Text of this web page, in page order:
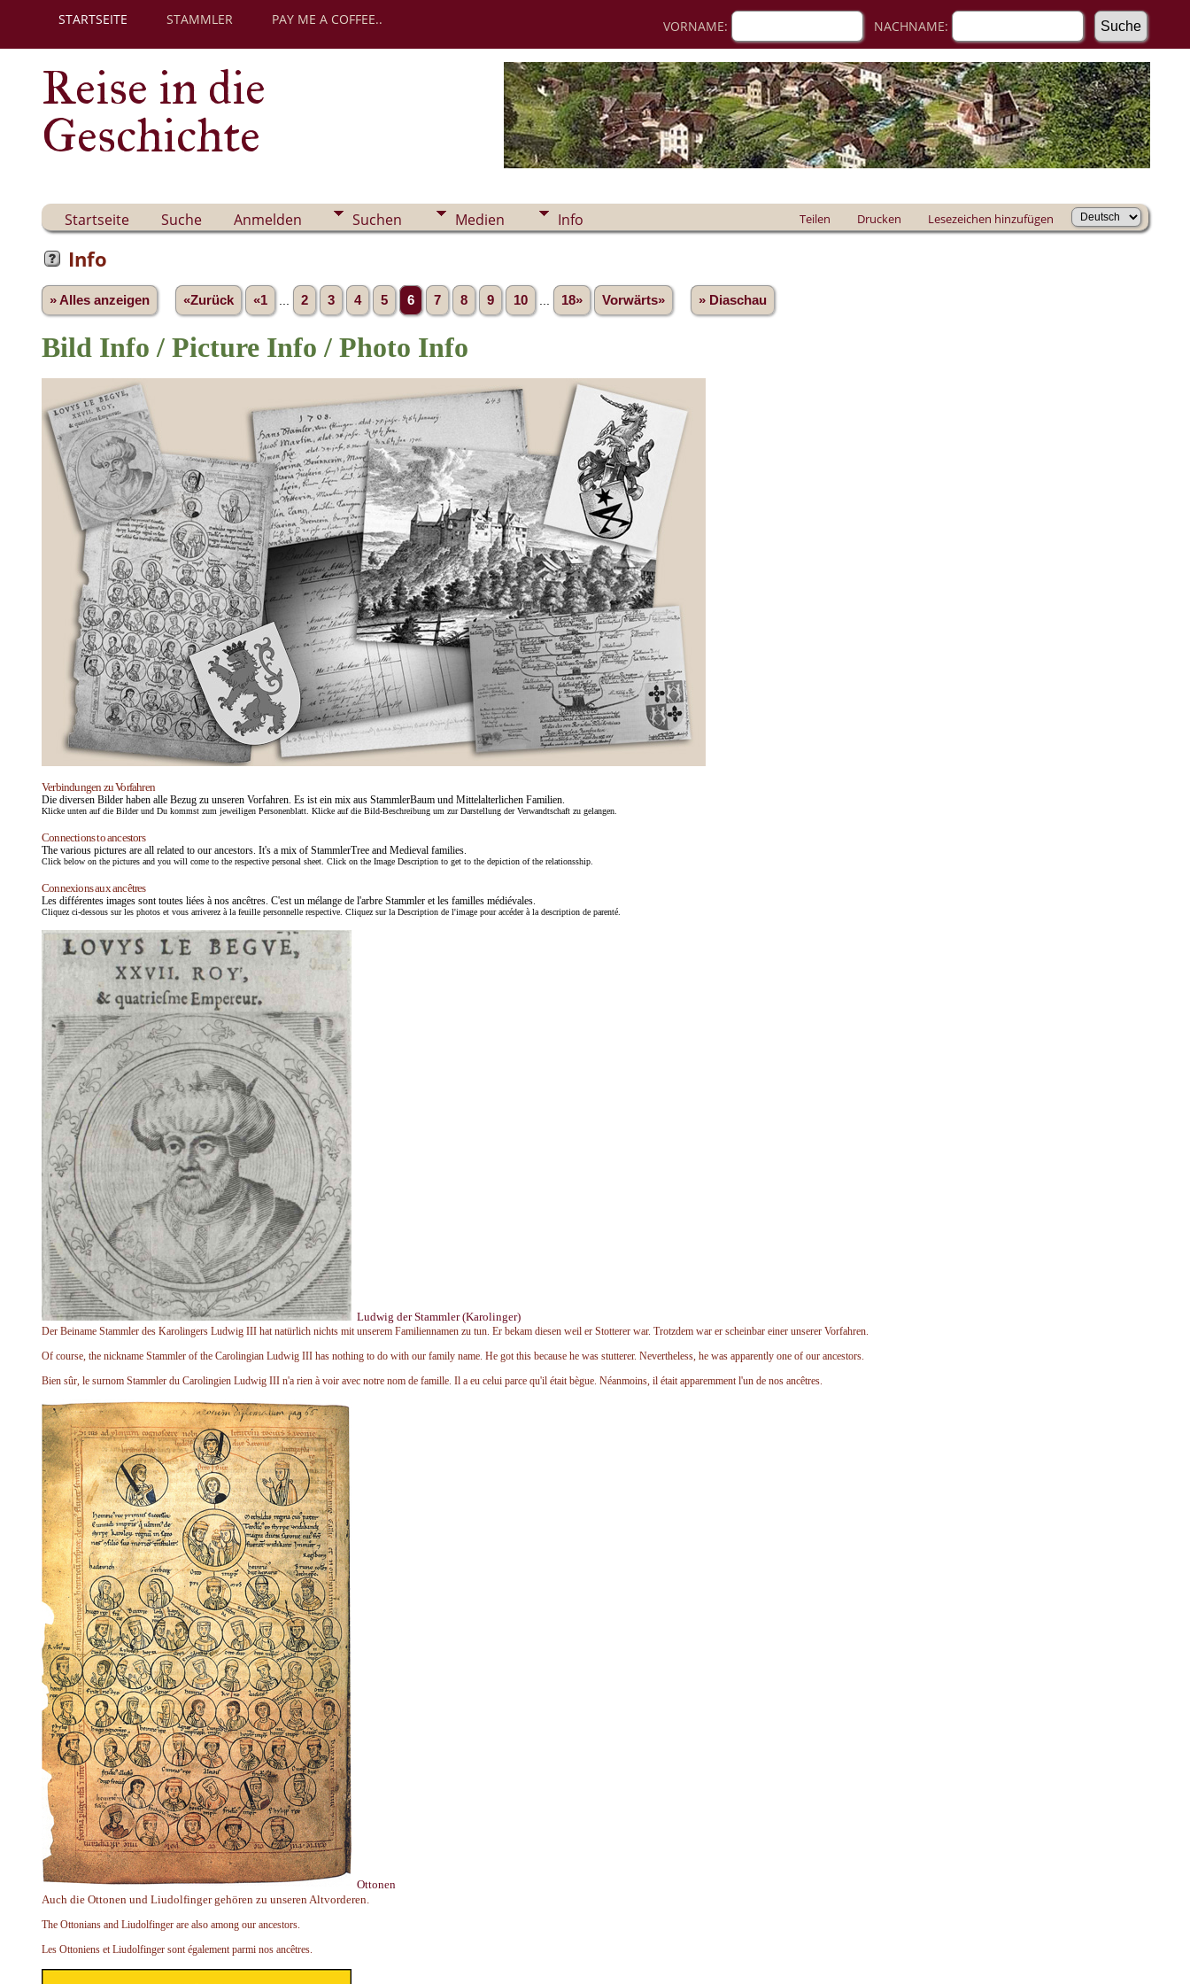
STARTSEITE STAMMLER PAY ME A COFFEE.. VORNAME: NACHNAME:
Reise in die
Geschichte
Startseite Suche Anmelden Suchen Medien Info Teilen Drucken Lesezeichen hinzufügen
Info
» Alles anzeigen «Zurück «1 2 3 4 5 6 7 8 9 10 18» Vorwärts» » Diaschau
Bild Info / Picture Info / Photo Info
Verbindungen zu Vorfahren
Die diversen Bilder haben alle Bezug zu unseren Vorfahren. Es ist ein mix aus StammlerBaum und Mittelalterlichen Familien.
Klicke unten auf die Bilder und Du kommst zum jeweiligen Personenblatt. Klicke auf die Bild-Beschreibung um zur Darstellung der Verwandtschaft zu gelangen.
Connections to ancestors
The various pictures are all related to our ancestors. It's a mix of StammlerTree and Medieval families.
Click below on the pictures and you will come to the respective personal sheet. Click on the Image Description to get to the depiction of the relationsship.
Connexions aux ancêtres
Les différentes images sont toutes liées à nos ancêtres. C'est un mélange de l'arbre Stammler et les familles médiévales.
Cliquez ci-dessous sur les photos et vous arriverez à la feuille personnelle respective. Cliquez sur la Description de l'image pour accéder à la description de parenté.
Ludwig der Stammler (Karolinger)
Der Beiname Stammler des Karolingers Ludwig III hat natürlich nichts mit unserem Familiennamen zu tun. Er bekam diesen weil er Stotterer war. Trotzdem war er scheinbar einer unserer Vorfahren.
Of course, the nickname Stammler of the Carolingian Ludwig III has nothing to do with our family name. He got this because he was stutterer. Nevertheless, he was apparently one of our ancestors.
Bien sûr, le surnom Stammler du Carolingien Ludwig III n'a rien à voir avec notre nom de famille. Il a eu celui parce qu'il était bègue. Néanmoins, il était apparemment l'un de nos ancêtres.
Ottonen
Auch die Ottonen und Liudolfinger gehören zu unseren Altvorderen.
The Ottonians and Liudolfinger are also among our ancestors.
Les Ottoniens et Liudolfinger sont également parmi nos ancêtres.